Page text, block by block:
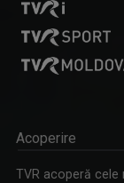
Acoperire
TVR acoperă